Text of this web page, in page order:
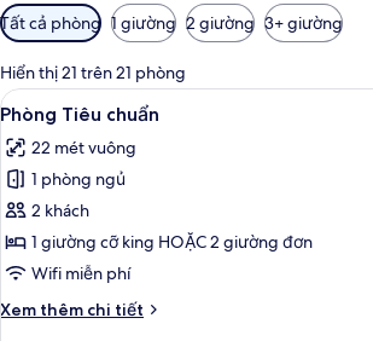
Bộ
lọc
có
thể
dùng
để
lọc
tìm
phòng
Tất cả phòng 1 giường 2 giường 3+ giường
Hiển thị 21 trên 21 phòng
Xem
tất
cả
ảnh
Phòng
Tiêu
chuẩn
Bộ đồ
8
Phòng Tiêu chuẩn
22 mét vuông
1 phòng ngủ
2 khách
1 giường cỡ king HOẶC 2 giường đơn
Wifi miễn phí
Xem thêm chi tiết
Chi